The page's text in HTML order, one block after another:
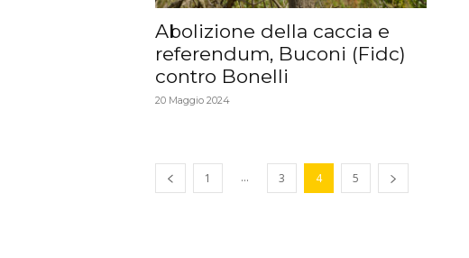
Abolizione della caccia e
referendum, Buconi (Fidc)
contro Bonelli
20 Maggio 2024
1 ... 3 4 5